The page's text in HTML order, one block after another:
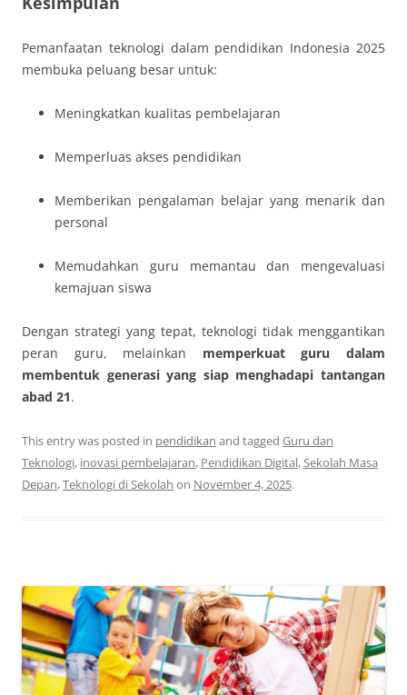
Pemanfaatan teknologi dalam pendidikan Indonesia 2025
membuka peluang besar untuk:
Meningkatkan kualitas pembelajaran
Memperluas akses pendidikan
Memberikan pengalaman belajar yang menarik dan
personal
Memudahkan guru memantau dan mengevaluasi
kemajuan siswa
Dengan strategi yang tepat, teknologi tidak menggantikan
peran guru, melainkan memperkuat guru dalam
membentuk generasi yang siap menghadapi tantangan
abad 21.
This entry was posted in pendidikan and tagged Guru dan
Teknologi, inovasi pembelajaran, Pendidikan Digital,Sekolah Masa
Depan,Teknologi di Sekolah on November 4, 2025.